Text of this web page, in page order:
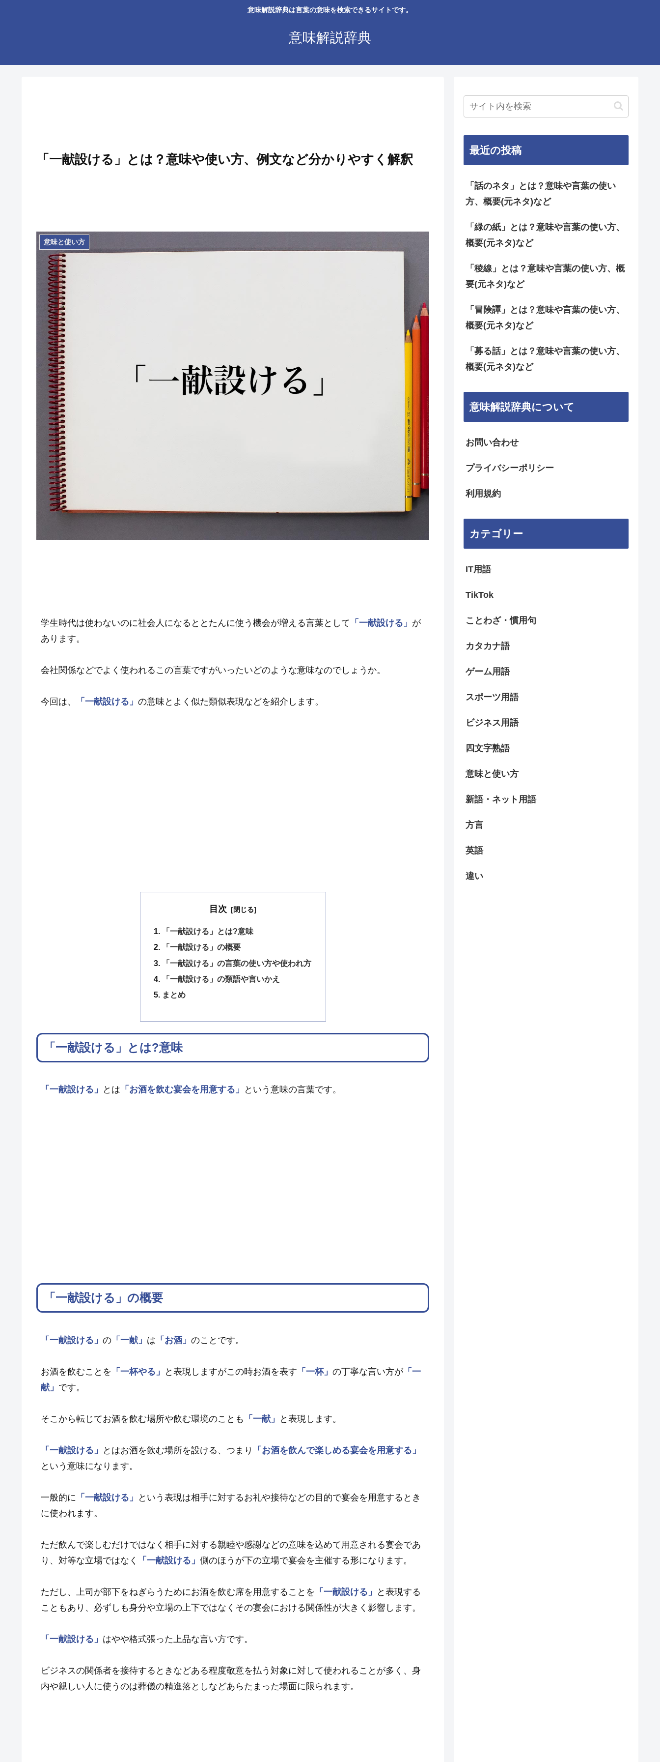
意味解説辞典は言葉の意味を検索できるサイトです。
意味解説辞典
「一献設ける」とは？意味や使い方、例文など分かりやすく解釈
意味と使い方
学生時代は使わないのに社会人になるととたんに使う機会が増える言葉として 「一献設ける」 が
あります。
会社関係などでよく使われるこの言葉ですがいったいどのような意味なのでしょうか。
今回は、 「一献設ける」 の意味とよく似た類似表現などを紹介します。
目次
「一献設ける」とは?意味
「一献設ける」の概要
「一献設ける」の言葉の使い方や使われ方
「一献設ける」の類語や言いかえ
まとめ
「一献設ける」とは?意味
「一献設ける」 とは 「お酒を飲む宴会を用意する」 という意味の言葉です。
「一献設ける」の概要
「一献設ける」 の 「一献」 は 「お酒」 のことです。
お酒を飲むことを 「一杯やる」 と表現しますがこの時お酒を表す 「一杯」 の丁寧な言い方が 「一
献」 です。
そこから転じてお酒を飲む場所や飲む環境のことも 「一献」 と表現します。
「一献設ける」 とはお酒を飲む場所を設ける、つまり
「お酒を飲んで楽しめる宴会を用意する」
という意味になります。
一般的に 「一献設ける」
という表現は相手に対するお礼や接待などの目的で宴会を用意するとき
に使われます。
ただ飲んで楽しむだけではなく相手に対する親睦や感謝などの意味を込めて用意される宴会であ
り、対等な立場ではなく
「一献設ける」 側のほうが下の立場で宴会を主催する形になります。
ただし、上司が部下をねぎらうためにお酒を飲む席を用意することを 「一献設ける」
と表現する
こともあり、必ずしも身分や立場の上下ではなくその宴会における関係性が大きく影響します。
「一献設ける」 はやや格式張った上品な言い方です。
ビジネスの関係者を接待するときなどある程度敬意を払う対象に対して使われることが多く、身
内や親しい人に使うのは葬儀の精進落としなどあらたまった場面に限られます。
最近の投稿
「話のネタ」とは？意味や言葉の使い
方、概要(元ネタ)など
「緑の紙」とは？意味や言葉の使い方、
概要(元ネタ)など
「稜線」とは？意味や言葉の使い方、概
要(元ネタ)など
「冒険譚」とは？意味や言葉の使い方、
概要(元ネタ)など
「募る話」とは？意味や言葉の使い方、
概要(元ネタ)など
意味解説辞典について
お問い合わせ
プライバシーポリシー
利用規約
カテゴリー
IT用語
TikTok
ことわざ・慣用句
カタカナ語
ゲーム用語
スポーツ用語
ビジネス用語
四文字熟語
意味と使い方
新語・ネット用語
方言
英語
違い